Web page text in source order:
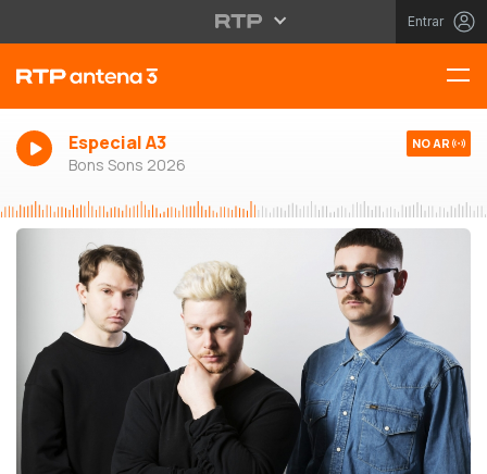
Entrar
Especial A3
Bons Sons 2026
NO AR